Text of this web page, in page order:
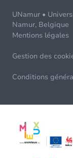
UNamur •
Namur, Belgique
Mentions légales
Gestion des
Conditions